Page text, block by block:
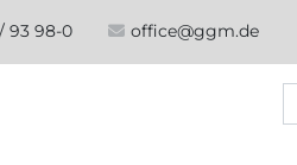
93 98-0 office@ggm.de